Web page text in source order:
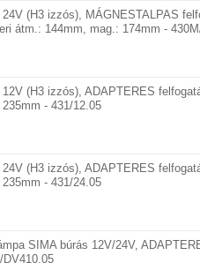
(H3 izzós), MÁGNESTALPAS
átm.: 144mm, mag.: 174mm -
(H3 izzós), ADAPTERES
- 431/12.05
(H3 izzós), ADAPTERES
- 431/24.05
SIMA búrás 12V/24V,
DV410.05